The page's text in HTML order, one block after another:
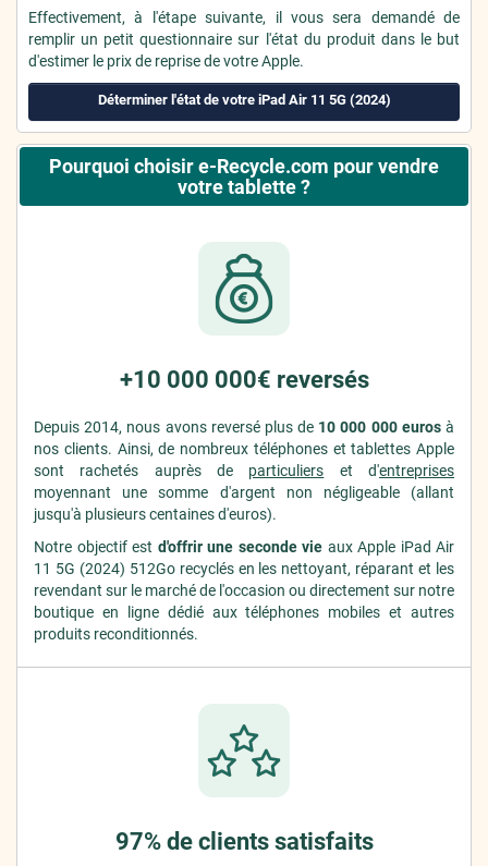
Effectivement, à l'étape suivante, il vous sera demandé de
remplir un petit questionnaire sur l'état du produit dans le but
d'estimer le prix de reprise de votre Apple.
Déterminer l'état de votre iPad Air 11 5G (2024)
Pourquoi choisir e-Recycle.com pour vendre
votre tablette ?
+10 000 000€ reversés
Depuis 2014, nous avons reversé plus de 10 000 000 eurosà
nos clients. Ainsi, de nombreux téléphones et tablettes Apple
sont rachetés auprès de particuliers et d'entreprises
moyennant une somme d'argent non négligeable (allant
jusqu'à plusieurs centaines d'euros).
Notre objectif est d'offrir une seconde vie aux Apple iPad Air
11 5G (2024) 512Go recyclés en les nettoyant, réparant et les
revendant sur le marché de l'occasion ou directement sur notre
boutique en ligne dédié aux téléphones mobiles et autres
produits reconditionnés.
97% de clients satisfaits